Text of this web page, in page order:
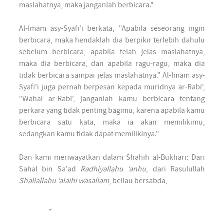
maslahatnya, maka janganlah berbicara."
Al-Imam asy-Syafi'i berkata, "Apabila seseorang ingin
berbicara, maka hendaklah dia berpikir terlebih dahulu
sebelum berbicara, apabila telah jelas maslahatnya,
maka dia berbicara, dan apabila ragu-ragu, maka dia
tidak berbicara sampai jelas maslahatnya." Al-Imam asy-
Syafi'i juga pernah berpesan kepada muridnya ar-Rabi',
"Wahai ar-Rabi', janganlah kamu berbicara tentang
perkara yang tidak penting bagimu, karena apabila kamu
berbicara satu kata, maka ia akan memilikimu,
sedangkan kamu tidak dapat memilikinya."
Dan kami meriwayatkan dalam Shahih al-Bukhari: Dari
Sahal bin Sa'ad Radhiyallahu ‘anhu, dari Rasulullah
Shallallahu ‘alaihi wasallam, beliau bersabda,